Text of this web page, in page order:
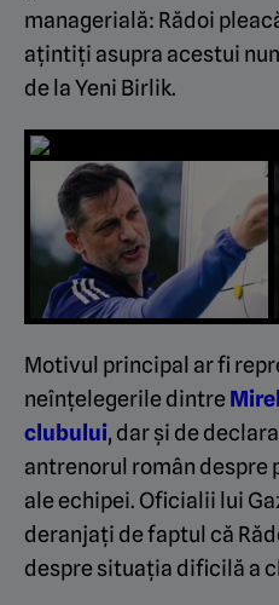
managerială: Rădoi
ațintiți asupra acestui
de la Yeni Birlik.
Motivul principal ar fi
neînțelegerile dintre
clubului, dar și de
antrenorul român despre
ale echipei. Oficialii lui
deranjați de faptul că
despre situația dificilă a